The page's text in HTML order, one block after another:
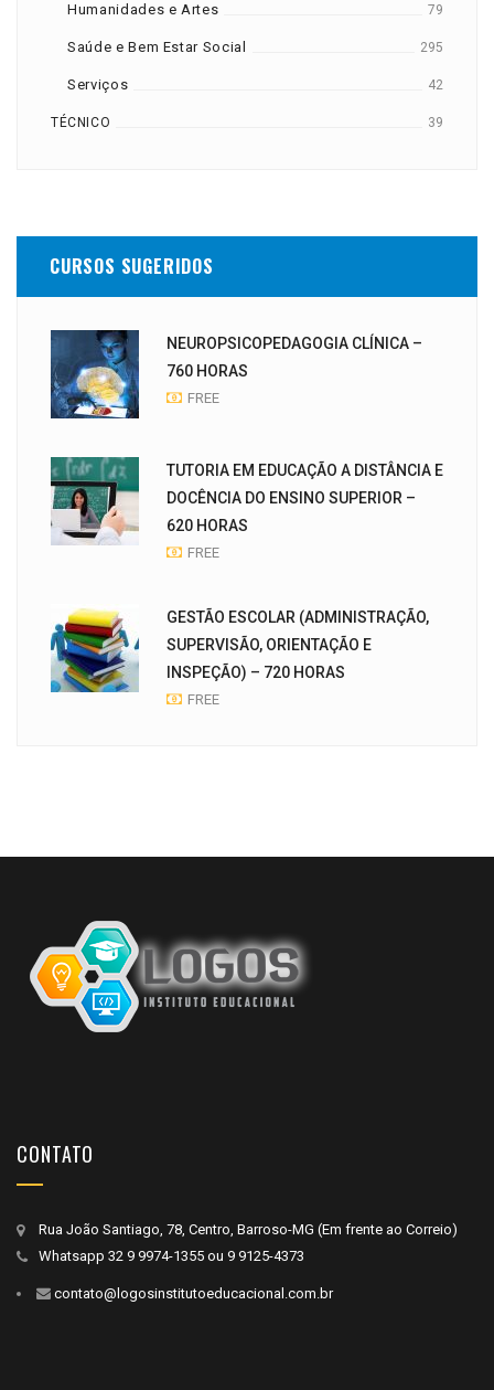
Humanidades e Artes 79
Saúde e Bem Estar Social 295
Serviços 42
TÉCNICO 39
CURSOS SUGERIDOS
NEUROPSICOPEDAGOGIA CLÍNICA –
760 HORAS
FREE
TUTORIA EM EDUCAÇÃO A DISTÂNCIA E
DOCÊNCIA DO ENSINO SUPERIOR –
620 HORAS
FREE
GESTÃO ESCOLAR (ADMINISTRAÇÃO,
SUPERVISÃO, ORIENTAÇÃO E
INSPEÇÃO) – 720 HORAS
FREE
CONTATO
Rua João Santiago, 78, Centro, Barroso-MG (Em frente ao Correio)
Whatsapp 32 9 9974-1355 ou 9 9125-4373
contato@logosinstitutoeducacional.com.br